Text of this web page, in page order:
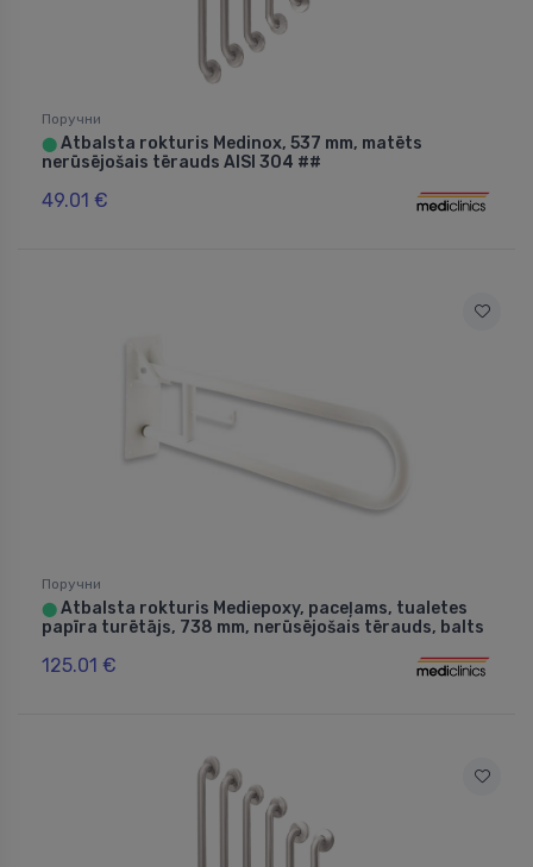
Поручни
⬤ Atbalsta rokturis Medinox, 537 mm, matēts
nerūsējošais tērauds AISI 304 ##
49.01 €
Поручни
⬤ Atbalsta rokturis Mediepoxy, paceļams, tualetes
papīra turētājs, 738 mm, nerūsējošais tērauds, balts
125.01 €